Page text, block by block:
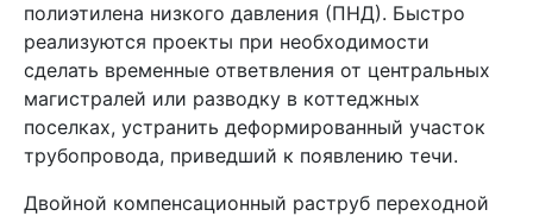
полиэтилена низкого давления (ПНД). Быстро
реализуются проекты при необходимости
сделать временные ответвления от центральных
магистралей или разводку в коттеджных
поселках, устранить деформированный участок
трубопровода, приведший к появлению течи.
Двойной компенсационный раструб переходной